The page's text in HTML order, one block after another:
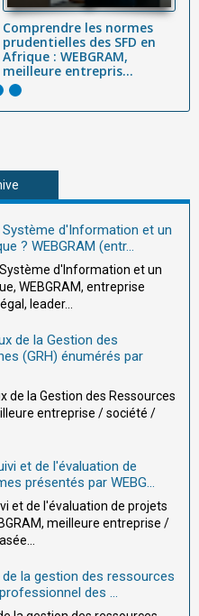
Comprendre les normes
prudentielles des SFD en
Afrique : WEBGRAM,
meilleure entrepris...
d'Information et un
? WEBGRAM (entr...
d'Information et un
WEBGRAM, entreprise
leader...
de la Gestion des
(GRH) énumérés par
de la Gestion des Ressources
entreprise / société /
et de l'évaluation de
présentés par WEBG...
et de l'évaluation de projets
meilleure entreprise /
la gestion des ressources
des ...